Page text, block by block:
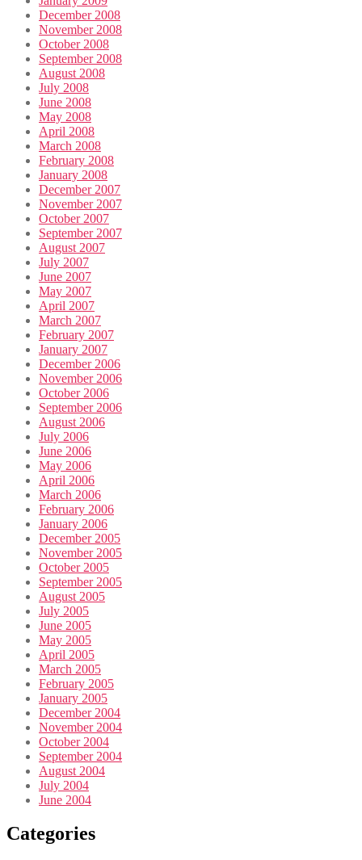
December 2008
November 2008
October 2008
September 2008
August 2008
July 2008
June 2008
May 2008
April 2008
March 2008
February 2008
January 2008
December 2007
November 2007
October 2007
September 2007
August 2007
July 2007
June 2007
May 2007
April 2007
March 2007
February 2007
January 2007
December 2006
November 2006
October 2006
September 2006
August 2006
July 2006
June 2006
May 2006
April 2006
March 2006
February 2006
January 2006
December 2005
November 2005
October 2005
September 2005
August 2005
July 2005
June 2005
May 2005
April 2005
March 2005
February 2005
January 2005
December 2004
November 2004
October 2004
September 2004
August 2004
July 2004
June 2004
Categories